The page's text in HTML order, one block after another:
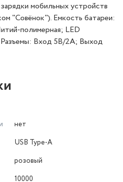
мобильных устройств
"Совёнок"). Емкость батареи:
полимерная; LED
Разъемы: Вход 5В/2А; Выход
нет
USB Type-A
розовый
10000